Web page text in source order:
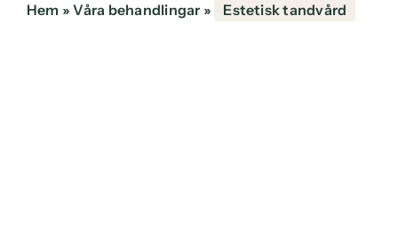
Hem »Våra behandlingar » Estetisk tandvård